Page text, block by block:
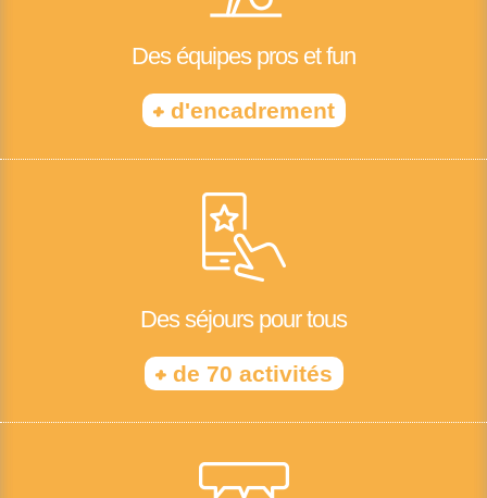
Des équipes pros et fun
+d'encadrement
Des séjours pour tous
+de 70 activités